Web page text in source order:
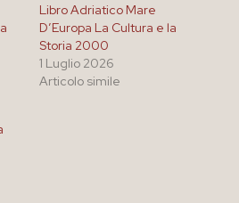
Libro Adriatico Mare
D’Europa La Cultura e la
Storia 2000
1 Luglio 2026
Articolo simile